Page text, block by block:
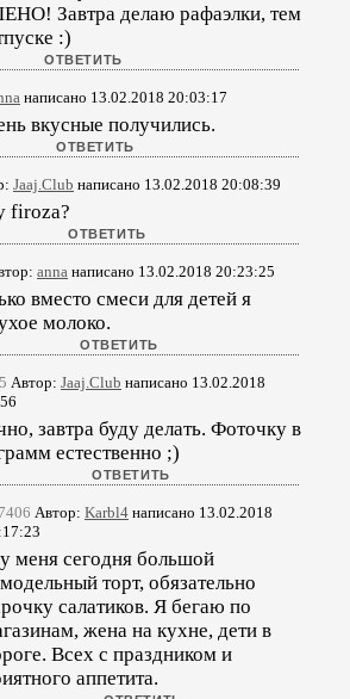
Завтра делаю рафаэлки, тем
:)
написано 13.02.2018 20:03:17
вкусные получились.
Jaaj.Club написано 13.02.2018 20:08:39
firoza?
anna написано 13.02.2018 20:23:25
вместо смеси для детей я
молоко.
Автор: Jaaj.Club написано 13.02.2018
завтра буду делать. Фоточку в
естественно ;)
Автор: Karbl4 написано 13.02.2018
меня сегодня большой
торт, обязательно
салатиков. Я бегаю по
жена на кухне, дети в
Всех с праздником и
аппетита.